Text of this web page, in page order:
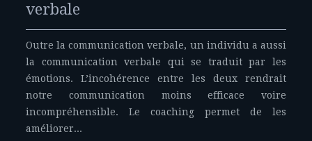
verbale
Outre la communication verbale, un individu a aussi
la communication verbale qui se traduit par les
émotions. L’incohérence entre les deux rendrait
notre communication moins efficace voire
incompréhensible. Le coaching permet de les
améliorer...